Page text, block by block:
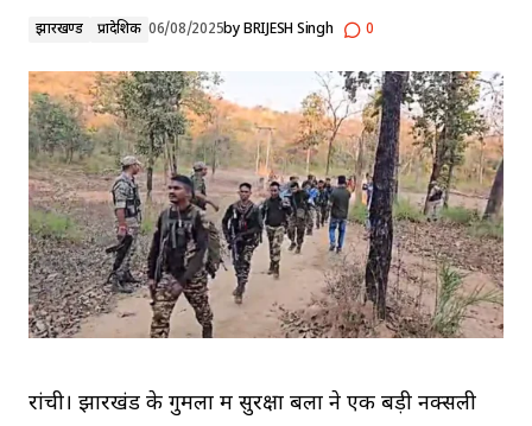
झारखण्ड प्रादेशिक 06/08/2025byBRIJESH Singh 0
रांची। झारखंड के गुमला में सुरक्षा बलों ने एक बड़ी नक्सली